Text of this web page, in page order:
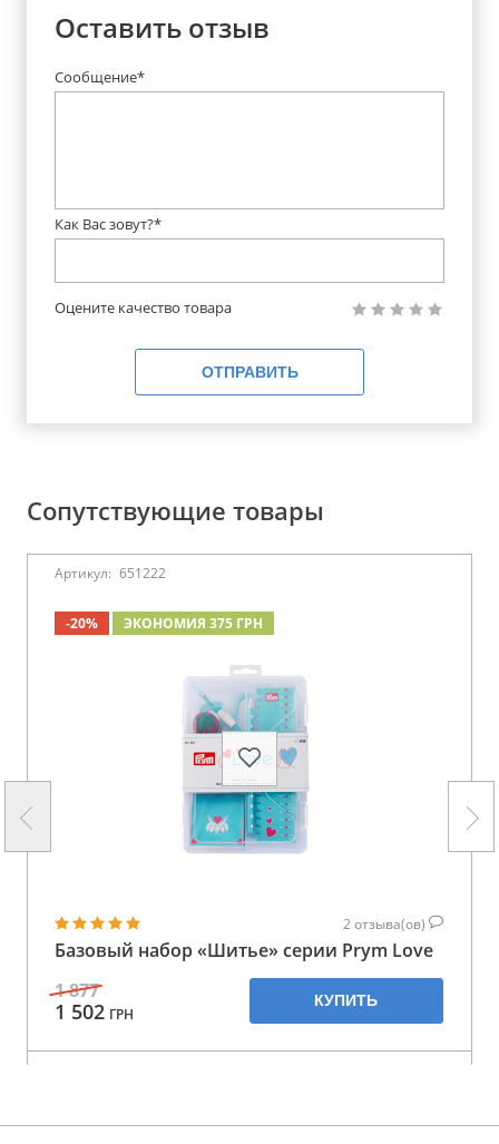
Оставить отзыв
Сообщение*
Как Вас зовут?*
Оцените качество товара
ОТПРАВИТЬ
Сопутствующие товары
Артикул: 651222
-20% ЭКОНОМИЯ 375 ГРН
2 отзыва(ов)
Базовый набор «Шитье» серии Prym Love
1 877
1 502 ГРН
КУПИТЬ